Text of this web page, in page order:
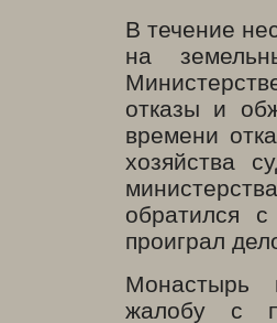
В течение
на
отказы и
времени
хозяйства
обратился
проиграл
Монастырь
жалобу с